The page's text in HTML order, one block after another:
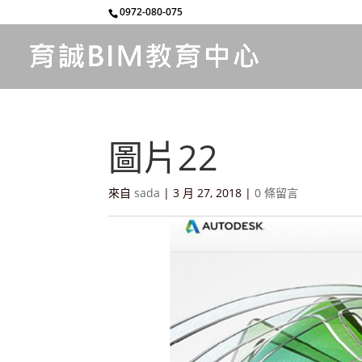
0972-080-075
圖片22
來自sada |3 月 27, 2018 |0 條留言